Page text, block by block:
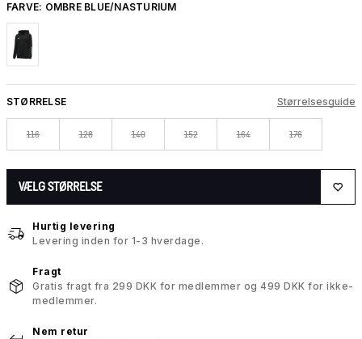
FARVE: OMBRE BLUE/NASTURIUM
STØRRELSE Størrelsesguide
116 128 140 152 164 176
VÆLG STØRRELSE
Hurtig levering
Levering inden for 1-3 hverdage.
Fragt
Gratis fragt fra 299 DKK for medlemmer og 499 DKK for ikke-
medlemmer.
Nem retur